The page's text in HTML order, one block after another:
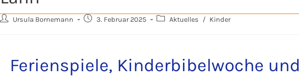
Ursula Bornemann 3. Februar 2025 Aktuelles / Kinder
Ferienspiele, Kinderbibelwoche